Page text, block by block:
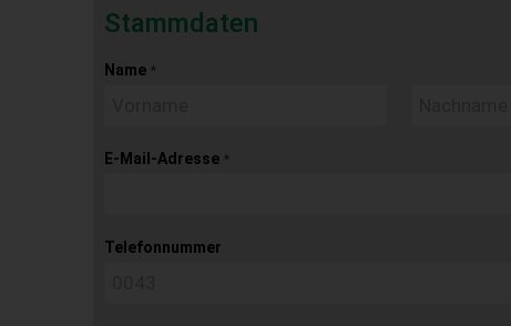
Stammdaten
Name *
E-Mail-Adresse *
Telefonnummer